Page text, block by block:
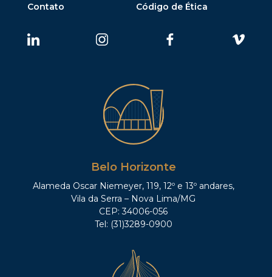
Contato
Código de Ética
Belo Horizonte
Alameda Oscar Niemeyer, 119, 12º e 13º andares,
Vila da Serra – Nova Lima/MG
CEP: 34006-056
Tel: (31)3289-0900